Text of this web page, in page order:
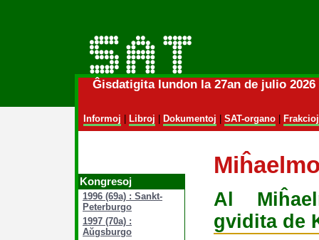
Ĝisdatigita lundon la 27an de julio
Informoj Libroj Dokumentoj SAT-organo| Frakcioj
Kongresoj
1996 (69a) : Sankt-
Peterburgo
1997 (70a) :
Aŭgsburgo
Al
gvidita de